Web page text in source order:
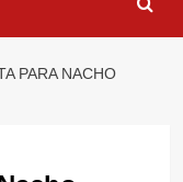
PARA NACHO